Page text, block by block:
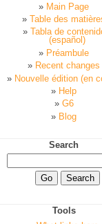
Main Page
Table des
Tabla de
(español)
Préambule
Recent changes
Nouvelle édition (en
Help
G6
Blog
Search
Tools